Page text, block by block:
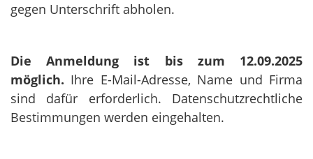
gegen Unterschrift abholen.
Die Anmeldung ist bis zum 12.09.2025
möglich. Ihre E-Mail-Adresse, Name und Firma
sind dafür erforderlich. Datenschutzrechtliche
Bestimmungen werden eingehalten.